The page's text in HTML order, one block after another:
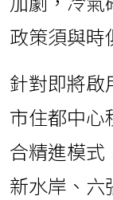
政策須與時
針對即將啟
市住都中心
合精進模式
新水岸、六